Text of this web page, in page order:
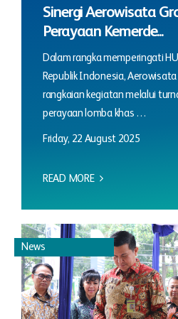
Sinergi Aerowisata
Perayaan Kemerde...
Dalam rangka memperingati
Republik Indonesia,
rangkaian kegiatan melalui
perayaan lomba khas …
Friday, 22 August 2025
READ MORE
News